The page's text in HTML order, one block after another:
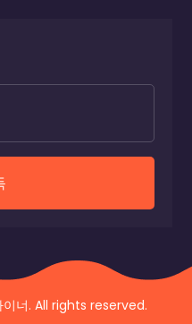
너. All rights reserved.